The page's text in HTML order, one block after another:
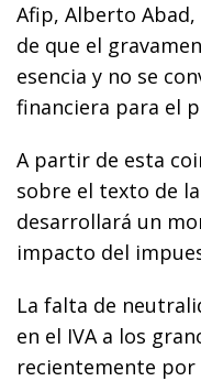
Afip, Alberto
de que el
esencia y no se
financiera para el
A partir de esta
sobre el texto de
desarrollará un
impacto del
La falta de
en el IVA a los
recientemente por